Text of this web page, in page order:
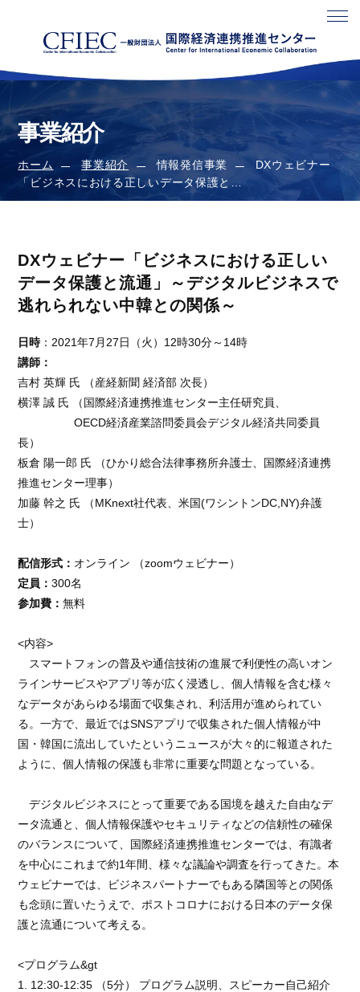
事業紹介
ホーム 事業紹介 情報発信事業
DXウェビナー
「ビジネスにおける正しいデータ保護と…
DXウェビナー「ビジネスにおける正しい
データ保護と流通」～デジタルビジネスで
逃れられない中韓との関係～
日時：2021年7月27日（火）12時30分～14時
講師：
吉村 英輝 氏 （産経新聞 経済部 次長）
横澤 誠 氏 （国際経済連携推進センター主任研究員、
OECD経済産業諮問委員会デジタル経済共同委員
長）
板倉 陽一郎 氏 （ひかり総合法律事務所弁護士、国際経済連携
推進センター理事）
加藤 幹之 氏 （MKnext社代表、米国(ワシントンDC,NY)弁護
士）
配信形式： オンライン （zoomウェビナー）
定員：300名
参加費：無料
<内容>
スマートフォンの普及や通信技術の進展で利便性の高いオン
ラインサービスやアプリ等が広く浸透し、個人情報を含む様々
なデータがあらゆる場面で収集され、利活用が進められてい
る。一方で、最近ではSNSアプリで収集された個人情報が中
国・韓国に流出していたというニュースが大々的に報道された
ように、個人情報の保護も非常に重要な問題となっている。
デジタルビジネスにとって重要である国境を越えた自由なデ
ータ流通と、個人情報保護やセキュリティなどの信頼性の確保
のバランスについて、国際経済連携推進センターでは、有識者
を中心にこれまで約1年間、様々な議論や調査を行ってきた。本
ウェビナーでは、ビジネスパートナーでもある隣国等との関係
も念頭に置いたうえで、ポストコロナにおける日本のデータ保
護と流通について考える。
<プログラム&gt
1. 12:30-12:35 （5分） プログラム説明、スピーカー自己紹介